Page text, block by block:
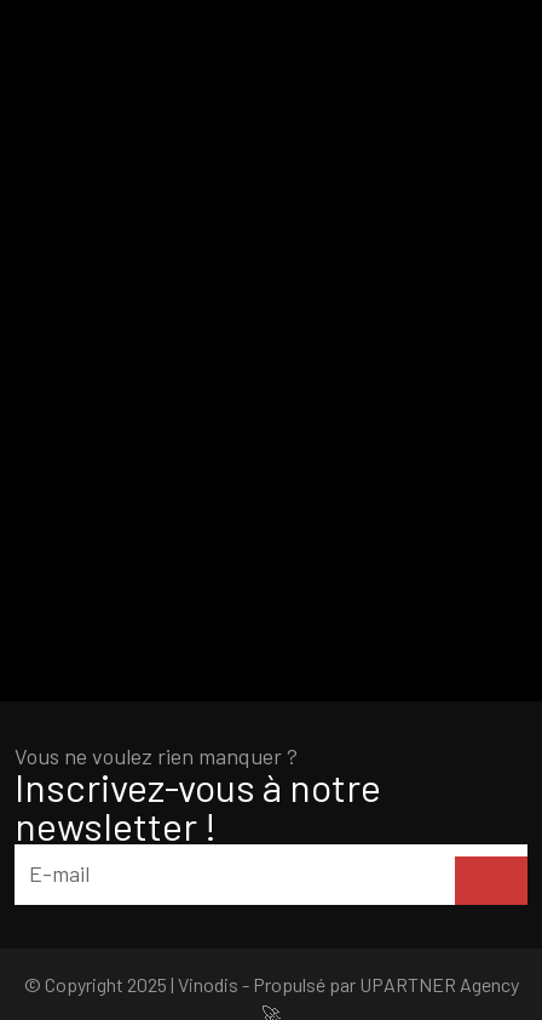
Vous ne voulez rien manquer ?
Inscrivez-vous à notre
newsletter !
© Copyright 2025 | Vinodis - Propulsé par UPARTNER Agency
🚀